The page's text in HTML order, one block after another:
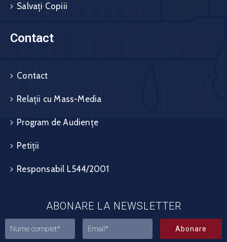
Salvați Copiii
Contact
Contact
Relații cu Mass-Media
Program de Audiențe
Petiții
Responsabil L544/2001
ABONARE LA NEWSLETTER
Abonare